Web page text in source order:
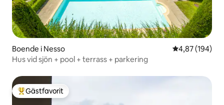
Boende i Nesso 4,87 av 5 i
4,87 (194)
Hus vid sjön + pool + terrass + parkering
Populär gästfavorit
Gästfavorit